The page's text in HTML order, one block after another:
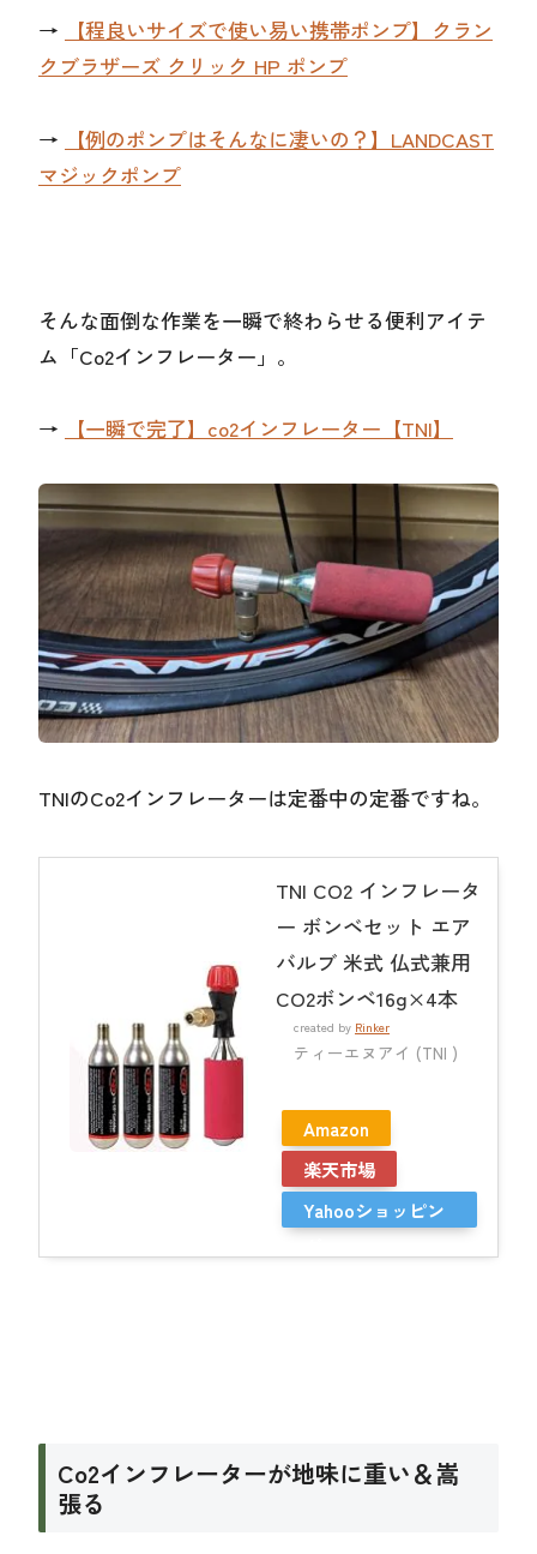
→
【程良いサイズで使い易い携帯ポンプ】クラン
クブラザーズ クリック HP ポンプ
→
【例のポンプはそんなに凄いの？】LANDCAST
マジックポンプ
そんな面倒な作業を一瞬で終わらせる便利アイテ
ム「Co2インフレーター」。
→ 【一瞬で完了】co2インフレーター【TNI】
TNIのCo2インフレーターは定番中の定番ですね。
TNI CO2 インフレータ
ー ボンベセット エア
バルブ 米式 仏式兼用
CO2ボンベ16g×4本
created by Rinker
ティーエヌアイ (TNI )
Amazon
楽天市場
Yahooショッピン
Co2インフレーターが地味に重い＆嵩
張る